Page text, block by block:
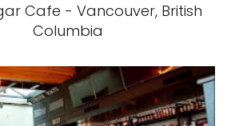
Cafe - Vancouver, British
Columbia